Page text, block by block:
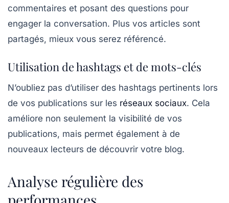
commentaires et posant des questions pour
engager la conversation. Plus vos articles sont
partagés, mieux vous serez référencé.
Utilisation de hashtags et de mots-clés
N’oubliez pas d’utiliser des hashtags pertinents lors
de vos publications sur les réseaux sociaux. Cela
améliore non seulement la visibilité de vos
publications, mais permet également à de
nouveaux lecteurs de découvrir votre blog.
Analyse régulière des